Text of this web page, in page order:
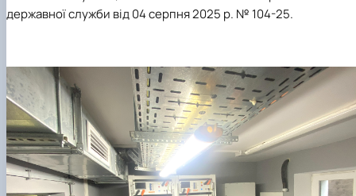
державної служби від 04 серпня 2025 р. № 104-25.